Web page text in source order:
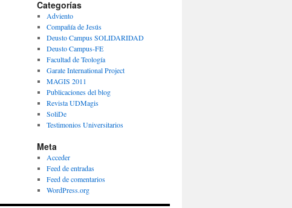
Categorías
Adviento
Compañía de Jesús
Deusto Campus SOLIDARIDAD
Deusto Campus-FE
Facultad de Teología
Garate International Project
MAGIS 2011
Publicaciones del blog
Revista UDMagis
SoliDe
Testimonios Universitarios
Meta
Acceder
Feed de entradas
Feed de comentarios
WordPress.org